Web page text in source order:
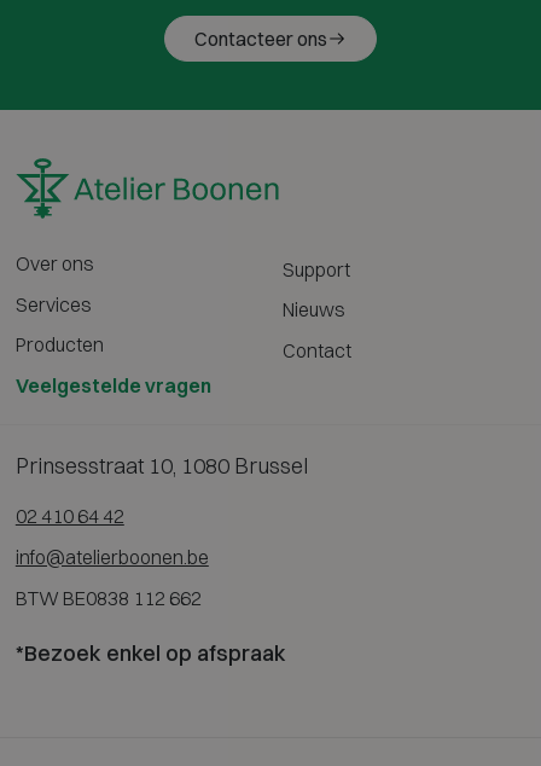
Contacteer ons
Over ons
Services
Producten
Veelgestelde vragen
Support
Nieuws
Contact
Prinsesstraat 10, 1080 Brussel
02 410 64 42
info@atelierboonen.be
BTW BE0838 112 662
*Bezoek enkel op afspraak